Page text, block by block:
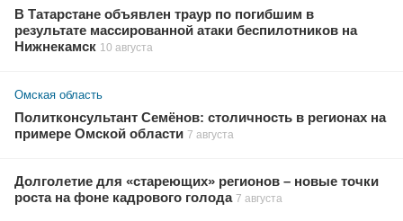
В Татарстане объявлен траур по погибшим в
результате массированной атаки беспилотников на
Нижнекамск 10 августа
Омская область
Политконсультант Семёнов: столичность в регионах на
примере Омской области 7 августа
Долголетие для «стареющих» регионов – новые точки
роста на фоне кадрового голода 7 августа